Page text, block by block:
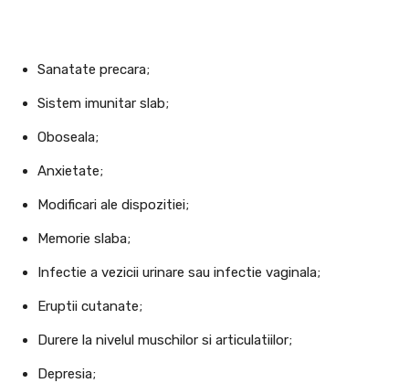
Sanatate precara;
Sistem imunitar slab;
Oboseala;
Anxietate;
Modificari ale dispozitiei;
Memorie slaba;
Infectie a vezicii urinare sau infectie vaginala;
Eruptii cutanate;
Durere la nivelul muschilor si articulatiilor;
Depresia;